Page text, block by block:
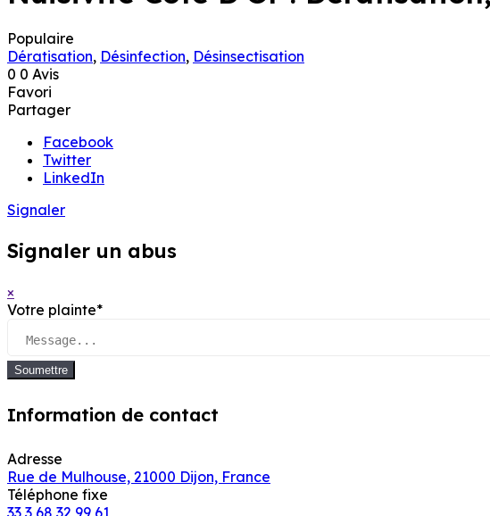
Populaire
Dératisation, Désinfection, Désinsectisation
0 0 Avis
Favori
Partager
Facebook
Twitter
LinkedIn
Signaler
Signaler un abus
×
Votre plainte*
Soumettre
Information de contact
Adresse
Rue de Mulhouse, 21000 Dijon, France
Téléphone fixe
33 3 68 32 99 61